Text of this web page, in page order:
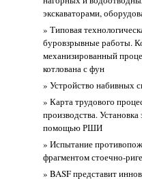
экскаваторами,
» Типовая
буровзрывные работы.
механизированный
котлована с фун
» Устройство набивных
» Карта трудового
производства.
помощью РШИ
» Испытание
фрагментом стоечно-
» BASF представит